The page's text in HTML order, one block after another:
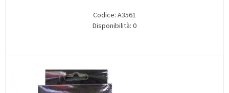
Codice: A3561
Disponibilità: 0